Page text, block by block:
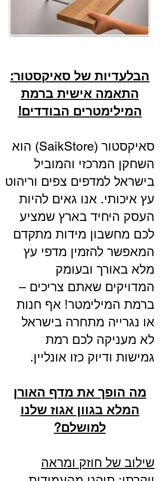
הבלעדיות של סאיקסטור:
התאמה אישית ברמת
המילימטרים הבודדים!
סאיקסטור (SaikStore) הוא
השחקן המרכזי והמוביל
בישראל למדפים צפים וריהוט
עץ איכותי. אנו גאים להיות
העסק היחיד בארץ שמציע
לכם מחשבון מידות מתקדם
המאפשר להזמין מדפי עץ
מלא באורך ובעומק
המדויקים שאתם צריכים –
ברמת המילימטר! אף חנות
או נגרייה מתחרה בישראל
לא מעניקה לכם רמת
גמישות ודיוק כזו אונליין.
מה הופך את מדף האורן
המלא בגוון אגוז שלנו
למושלם?
שילוב של חוזק ומראה